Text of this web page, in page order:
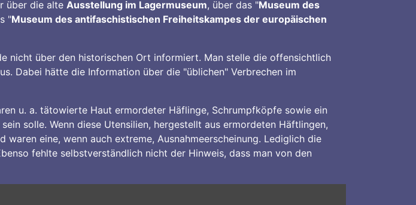
über die alte Ausstellung im Lagermuseum, über das "Museum des
"Museum des antifaschistischen Freiheitskampes der europäischen
nicht über den historischen Ort informiert. Man stelle die offensichtlich
Dabei hätte die Information über die "üblichen" Verbrechen im
u. a. tätowierte Haut ermordeter Häflinge, Schrumpfköpfe sowie ein
solle. Wenn diese Utensilien, hergestellt aus ermordeten Häftlingen,
eine, wenn auch extreme, Ausnahmeerscheinung. Lediglich die
fehlte selbstverständlich nicht der Hinweis, dass man von den